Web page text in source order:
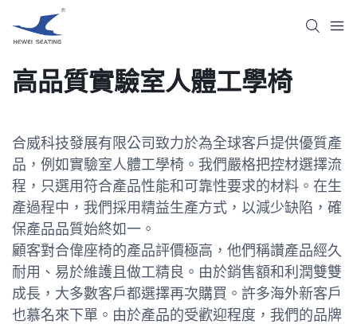
高品質實驗室人體工學椅
合威科技發展有限公司致力於為全球客戶提供優質產
品，例如實驗室人體工學椅。我們嚴格把控材選擇流
程，只選用符合產品性能和可靠性要求的材料。在生
產過程中，我們採用精益生產方式，以減少缺陷，確
保產品品質始終如一。
顧客對合偉座椅的產品評價極高，他們稱讚產品經久
耐用、易於維護且做工精良。由於銷售額和利潤雙雙
成長，大多數客戶都選擇再次購買。許多海外新客戶
也慕名來下單。由於產品的受歡迎程度，我們的品牌